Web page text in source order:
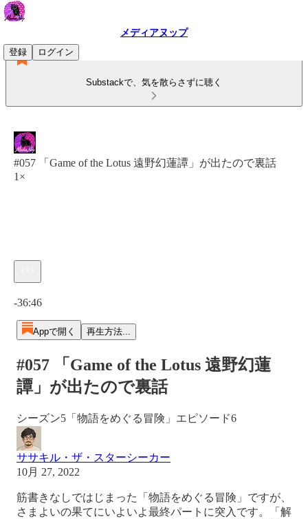
メディアヌップ
登録
ログイン
Substackで、気を散らさずに聴く
#057 「Game of the Lotus 遠野幻蓮譚」が出たので裏話
1×
-36:46
Appで開く 再生方法...
#057 「Game of the Lotus 遠野幻蓮
譚」が出たので裏話
シーズン5「物語をめぐる冒険」エピソード6
ササキル・ザ・スターシーカー
10月 27, 2022
筋書きなしではじまった「物語をめぐる冒険」ですが、
さまよいの果てにいよいよ最終パートに突入です。「解